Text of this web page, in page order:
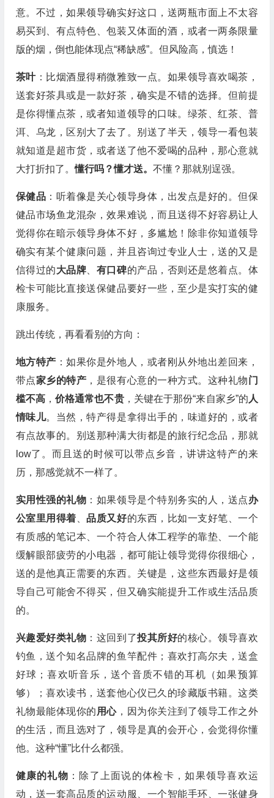
意。不过，如果领导确实好这口，送两瓶市面上不太容
易买到、有点特色、包装又体面的酒，或者一两条限量
版的烟，倒也能体现点“稀缺感”。但风险高，慎选！
茶叶：比烟酒显得稍微雅致一点。如果领导喜欢喝茶，
送套好茶具或是一款好茶，确实是不错的选择。但前提
是你得懂点茶，或者知道领导的口味。绿茶、红茶、普
洱、乌龙，区别大了去了。别送了半天，领导一看包装
就知道是超市货，或者送了他不爱喝的品种，那心意就
大打折扣了。懂行吗？懂才送。 不懂？那就别逞强。
保健品 ：听着像是关心领导身体，出发点是好的。但保
健品市场鱼龙混杂，效果难说，而且送得不好容易让人
觉得你在暗示领导身体不好，多尴尬！除非你知道领导
确实有某个健康问题，并且咨询过专业人士，送的又是
信得过的大品牌 有口碑的产品，否则还是悠着点。体
检卡可能比直接送保健品要好一些，至少是实打实的健
康服务。
跳出传统，再看看别的方向：
地方特产 ：如果你是外地人，或者刚从外地出差回来，
带点家乡的特产 ，是很有心意的一种方式。这种礼物门
槛不高， 价格通常也不贵，关键在于那份“来自家乡”的 人
情味儿。当然，特产得是拿得出手的，味道好的，或者
有点故事的。别送那种满大街都是的旅行纪念品，那就
low了。而且送的时候可以带点乡音，讲讲这特产的来
历，那感觉就不一样了。
实用性强的礼物 ：如果领导是个特别务实的人，送点办
公室里用得着 、品质又好的东西，比如一支好笔、一个
有质感的笔记本、一个符合人体工程学的靠垫、一个能
缓解眼部疲劳的小电器，都可能让领导觉得你很细心，
送的是他真正需要的东西。关键是，这些东西最好是领
导自己可能舍不得买，但又确实能提升工作或生活品质
的。
兴趣爱好类礼物 ：这回到了投其所好的核心。领导喜欢
钓鱼，送个知名品牌的鱼竿配件；喜欢打高尔夫，送盒
好球；喜欢听音乐，送个音质不错的耳机（如果预算
够）；喜欢读书，送套他心仪已久的珍藏版书籍。这类
礼物最能体现你的 用心，因为你关注到了领导工作之外
的生活，而且选对了，领导是真的会开心，会觉得你懂
他。这种“懂”比什么都强。
健康的礼物 ：除了上面说的体检卡，如果领导喜欢运
动，送一套高品质的运动服、一个智能手环、一张健身